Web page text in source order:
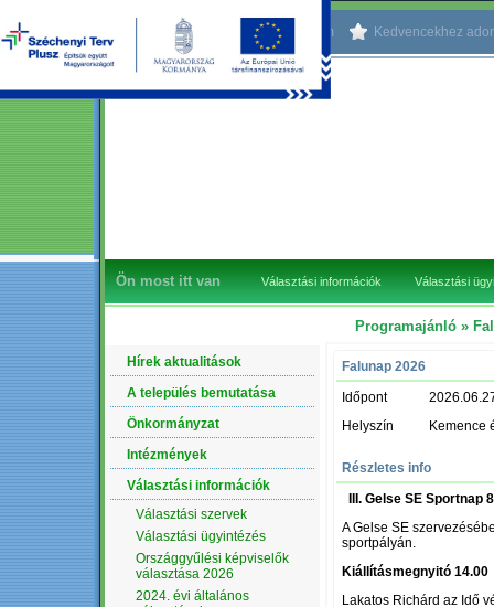
Kezdőlapnak beállítom Kedvencekhez
Ön most itt van Választási információk Választási
Hírek aktualitások
A település bemutatása
Önkormányzat
Intézmények
Választási információk
Választási szervek
Választási ügyintézés
Országgyűlési képviselők
választása 2026
2024. évi általános
Programajánló »
Falunap 2026
Időpont
Helyszín
Kemence
Részletes info
III. Gelse SE Sportnap
A Gelse SE
sportpályán.
Kiállításmegnyitó 14.00
Lakatos Richárd az Idő